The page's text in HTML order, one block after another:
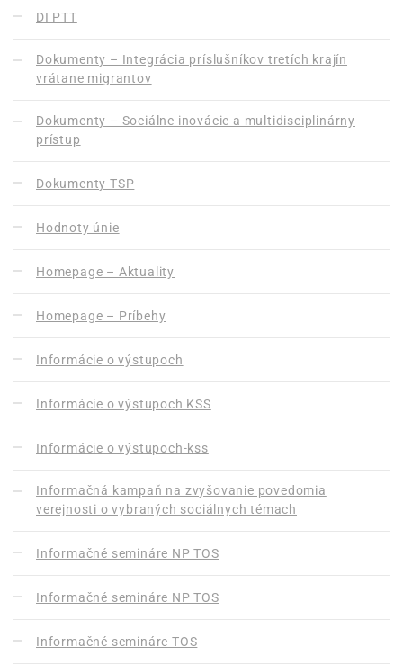
DI PTT
Dokumenty – Integrácia príslušníkov tretích krajín
vrátane migrantov
Dokumenty – Sociálne inovácie a multidisciplinárny
prístup
Dokumenty TSP
Hodnoty únie
Homepage – Aktuality
Homepage – Príbehy
Informácie o výstupoch
Informácie o výstupoch KSS
Informácie o výstupoch-kss
Informačná kampaň na zvyšovanie povedomia
verejnosti o vybraných sociálnych témach
Informačné semináre NP TOS
Informačné semináre NP TOS
Informačné semináre TOS